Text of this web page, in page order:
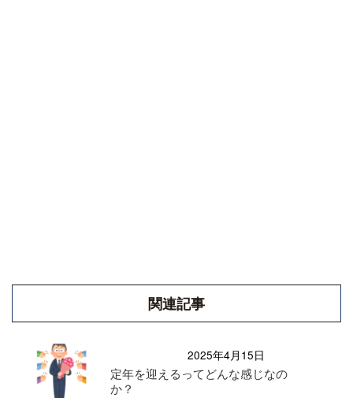
関連記事
2025年4月15日
定年を迎えるってどんな感じなの
か？